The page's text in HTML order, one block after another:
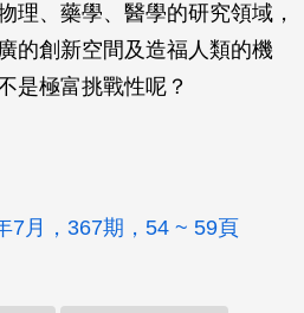
理、藥學、醫學的研究領域，
的創新空間及造福人類的機
是極富挑戰性呢？
7月，367期，54 ~ 59頁